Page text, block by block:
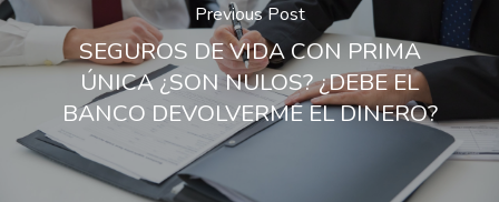
Previous Post
SEGUROS DE VIDA CON PRIMA
ÚNICA ¿SON NULOS? ¿DEBE EL
BANCO DEVOLVERME EL DINERO?